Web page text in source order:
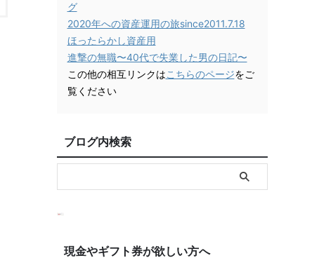
グ
2020年への資産運用の旅since2011.7.18
ほったらかし資産用
進撃の無職〜40代で失業した男の日記〜
この他の相互リンクはこちらのページをご
覧ください
ブログ内検索
現金やギフト券が欲しい方へ